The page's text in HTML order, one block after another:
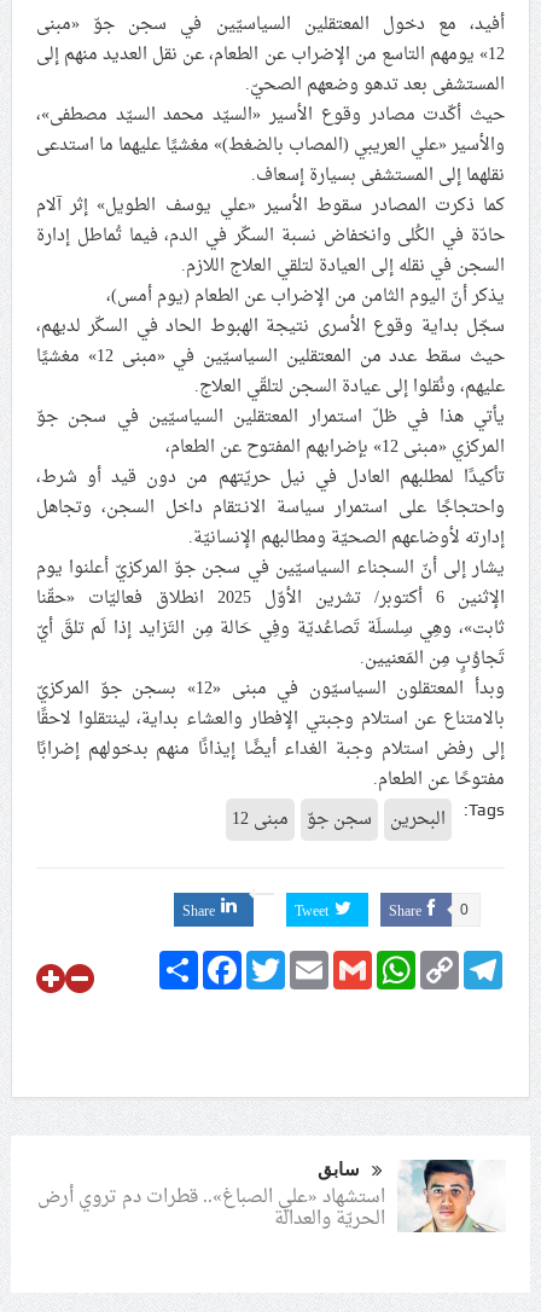
مقال: عاشوراء البحرين… ميدان جهاد بالكلمة
الفقيه القائد قاسم: لن تقتلوا الحسين.. إنّ الحسين سيقتل
طاغوتيّتكم
انطلاق المحادثات الإيرانيّة- الأمريكيّة في سويسرا
علماء البحرين: طلب الترخيص والإجازة من السلطة في
ممارسة الشعائر الحسينيّة هو في حقيقته محاربة لقضيّة
الإمام الحسين «ع»
لجنة مراسم الوداع والتشييع ومواراة الجثمان للإمام الشهيد
السيّد علي الحسيني الخامنئي تنشر تفاصيل التشييع في
إيران والعراق
أفيد، مع دخول المعتقلين السياسيّين في سجن جوّ «مبنى
12» يومهم التاسع من الإضراب عن الطعام، عن نقل العديد منهم إلى
المستشفى بعد تدهو وضعهم الصحيّ.
حيث أكّدت مصادر وقوع الأسير «السيّد محمد السيّد مصطفى»،
والأسير «علي العريبي (المصاب بالضغط)» مغشيًا عليهما ما استدعى
نقلهما إلى المستشفى بسيارة إسعاف.
كما ذكرت المصادر سقوط الأسير «علي يوسف الطويل» إثر آلام
حادّة في الكُلى وانخفاض نسبة السكّر في الدم، فيما تُماطل إدارة
السجن في نقله إلى العيادة لتلقي العلاج اللازم.
يذكر أنّ اليوم الثامن من الإضراب عن الطعام (يوم أمس)،
سجّل بداية وقوع الأسرى نتيجة الهبوط الحاد في السكّر لديهم،
حيث سقط عدد من المعتقلين السياسيّين في «مبنى 12» مغشيًا
عليهم، ونُقلوا إلى عيادة السجن لتلقّي العلاج.
يأتي هذا في ظلّ استمرار المعتقلين السياسيّين في سجن جوّ
المركزي «مبنى 12» بإضرابهم المفتوح عن الطعام،
تأكيدًا لمطلبهم العادل في نيل حريّتهم من دون قيد أو شرط،
واحتجاجًا على استمرار سياسة الانـتقام داخل السجن، وتجاهل
إدارته لأوضاعهم الصحيّة ومطالبهم الإنسانيّة.
يشار إلى أنّ السجناء السياسيّين في سجن جوّ المركزيّ أعلنوا يوم
الإثنين 6 أكتوبر/ تشرين الأوّل 2025 انطلاق فعاليّات «حقّنا
ثابت»، وهِي سِلسلَة تَصاعُديّة وفِي حَالة مِن التَزايد إذا لَم تلقَ أيّ
تَجاوُبٍ مِن المَعنيين.
وبدأ المعتقلون السياسيّون في مبنى «12» بسجن جوّ المركزيّ
بالامتناع عن استلام وجبتي الإفطار والعشاء بداية، لينتقلوا لاحقًا
إلى رفض استلام وجبة الغداء أيضًا إيذانًا منهم بدخولهم إضرابًا
مفتوحًا عن الطعام.
Tags: البحرين سجن جوّ مبنى 12
Share 0
Tweet
Share
ShareFacebookTwitterEmailGmail
WhatsApp Copy
Link
Telegram
سابق
استشهاد «علي الصباغ».. قطرات دم تروي أرض
الحريّة والعدالة